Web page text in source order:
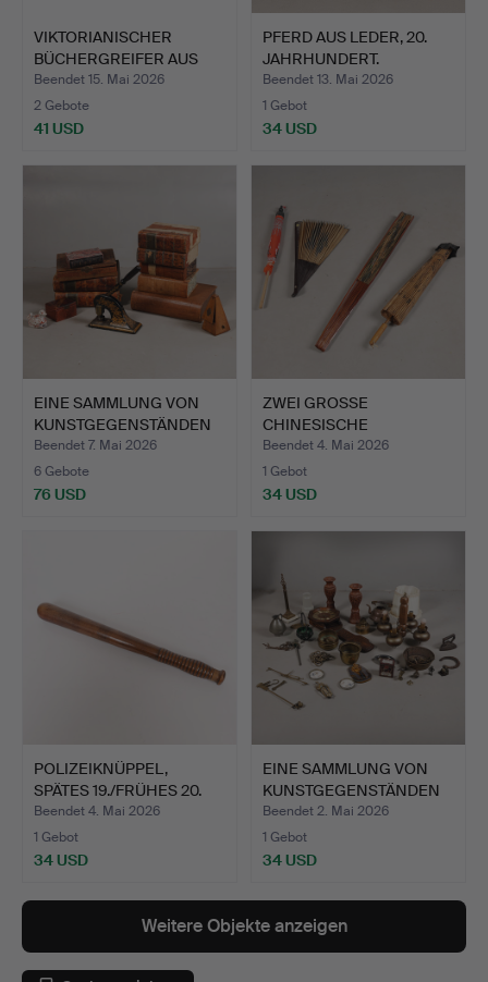
VIKTORIANISCHER
BÜCHERGREIFER AUS
BAMBUS U…
Beendet 15. Mai 2026
2 Gebote
41 USD
PFERD AUS LEDER, 20.
JAHRHUNDERT.
Beendet 13. Mai 2026
1 Gebot
34 USD
EINE SAMMLUNG VON
KUNSTGEGENSTÄNDEN
(ANZAH…
Beendet 7. Mai 2026
6 Gebote
76 USD
ZWEI GROSSE
CHINESISCHE
VENTILATOREN MIT Z…
Beendet 4. Mai 2026
1 Gebot
34 USD
POLIZEIKNÜPPEL,
SPÄTES 19./FRÜHES 20.
JAHR…
Beendet 4. Mai 2026
1 Gebot
34 USD
EINE SAMMLUNG VON
KUNSTGEGENSTÄNDEN
(ANZAH…
Beendet 2. Mai 2026
1 Gebot
34 USD
Weitere Objekte anzeigen